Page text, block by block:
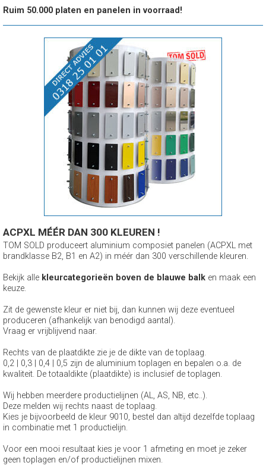
Ruim 50.000 platen en panelen in voorraad!
ACPXL MÉÉR DAN 300 KLEUREN !
TOM SOLD produceert aluminium composiet panelen (ACPXL met
brandklasse B2, B1 en A2) in méér dan 300 verschillende kleuren.
Bekijk alle kleurcategorieën boven de blauwe balk en maak een
keuze.
Zit de gewenste kleur er niet bij, dan kunnen wij deze eventueel
produceren (afhankelijk van benodigd aantal).
Vraag er vrijblijvend naar.
Rechts van de plaatdikte zie je de dikte van de toplaag.
0,2 | 0,3 | 0,4 | 0,5 zijn de aluminium toplagen en bepalen o.a. de
kwaliteit. De totaaldikte (plaatdikte) is inclusief de toplagen.
Wij hebben meerdere productielijnen (AL, AS, NB, etc..).
Deze melden wij rechts naast de toplaag.
Kies je bijvoorbeeld de kleur 9010, bestel dan altijd dezelfde toplaag
in combinatie met 1 productielijn.
Voor een mooi resultaat kies je voor 1 afmeting en moet je zeker
geen toplagen en/of productielijnen mixen.